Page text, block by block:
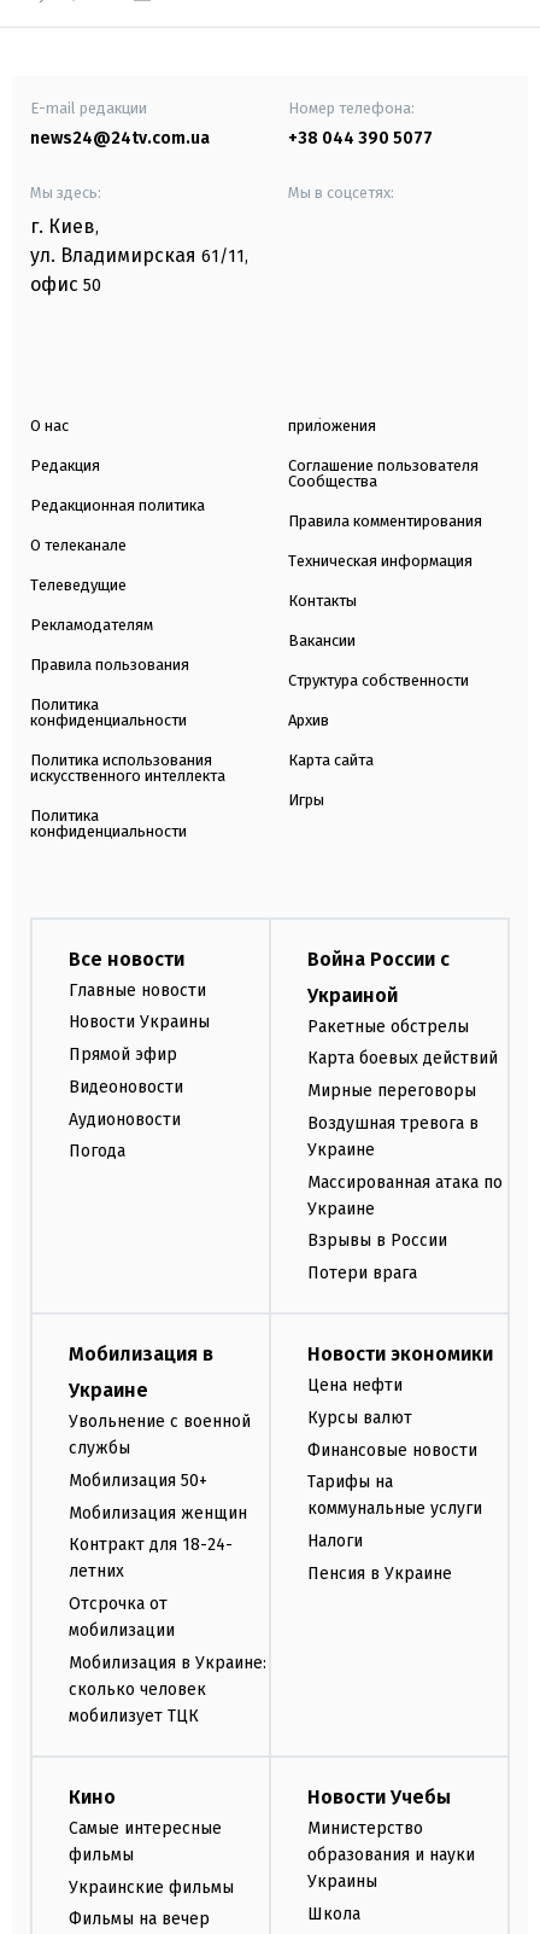
E-mail редакции
news24@24tv.com.ua
Номер телефона:
+38 044 390 5077
Мы здесь:
г. Киев,
ул. Владимирская 61/11,
офис 50
Мы в соцсетях:
О нас
Редакция
Редакционная политика
О телеканале
Телеведущие
Рекламодателям
Правила пользования
Политика
конфиденциальности
Политика использования
искусственного интеллекта
Политика
конфиденциальности
приложения
Соглашение пользователя
Сообщества
Правила комментирования
Техническая информация
Контакты
Вакансии
Структура собственности
Архив
Карта сайта
Игры
Все новости
Главные новости
Новости Украины
Прямой эфир
Видеоновости
Аудионовости
Погода
Война России с
Украиной
Ракетные обстрелы
Карта боевых действий
Мирные переговоры
Воздушная тревога в
Украине
Массированная атака по
Украине
Взрывы в России
Потери врага
Мобилизация в
Украине
Увольнение с военной
службы
Мобилизация 50+
Мобилизация женщин
Контракт для 18-24-
летних
Отсрочка от
мобилизации
Мобилизация в Украине:
сколько человек
мобилизует ТЦК
Новости экономики
Цена нефти
Курсы валют
Финансовые новости
Тарифы на
коммунальные услуги
Налоги
Пенсия в Украине
Кино
Самые интересные
фильмы
Украинские фильмы
Фильмы на вечер
Новости Учебы
Министерство
образования и науки
Украины
Школа